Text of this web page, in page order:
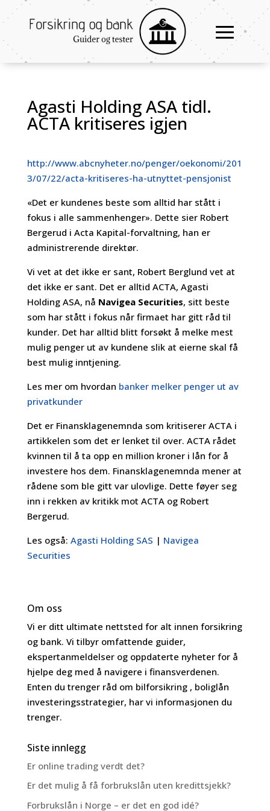
Agasti Holding ASA tidl.
ACTA kritiseres igjen
http://www.abcnyheter.no/penger/oekonomi/201
3/07/22/acta-kritiseres-ha-utnyttet-pensjonist
«Det er kundenes beste som alltid har stått i
fokus i alle sammenhenger». Dette sier Robert
Bergerud i Acta Kapital-forvaltning, han er
administrerende direktør.
Vi vet at det ikke er sant, Robert Berglund vet at
det ikke er sant. Det er alltid ACTA, Agasti
Holding ASA, nå Navigea Securities, sitt beste
som har stått i fokus når firmaet har gitt råd til
kunder. Det har alltid blitt forsøkt å melke mest
mulig penger ut av kundene slik at eierne skal få
best mulig inntjening.
Les mer om hvordan banker melker penger ut av
privatkunder
Det er Finansklagenemnda som kritiserer ACTA i
artikkelen som det er lenket til over. ACTA rådet
kvinnen til å ta opp en million kroner i lån for å
investere hos dem. Finansklagenemnda mener at
rådene som ble gitt var ulovlige. Dette føyer seg
inn i rekken av kritikk mot ACTA og Robert
Bergerud.
Les også: Agasti Holding SAS | Navigea
Securities
Om oss
Vi er ditt ultimate nettsted for alt innen forsikring
og bank. Vi tilbyr omfattende guider,
ekspertanmeldelser og oppdaterte nyheter for å
hjelpe deg med å navigere i finansverdenen.
Enten du trenger råd om bilforsikring , boliglån
investeringsstrategier, har vi informasjonen du
trenger.
Siste innlegg
Er online trading verdt det?
Er det mulig å få forbrukslån uten kredittsjekk?
Forbrukslån i Norge – er det en god idé?